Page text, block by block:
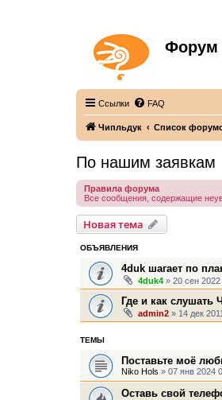
Форум
Ссылки FAQ
Чипльдук Список
По нашим заявкам
Правила форума
Все сообщения, содержащие
Новая тема
ОБЪЯВЛЕНИЯ
4duk шагает по
4duk4 » 20 сен
Где и как слушать
admin2 » 14 дек
ТЕМЫ
Поставьте моё
Niko Hols » 07 янв 2024
Оставь свой